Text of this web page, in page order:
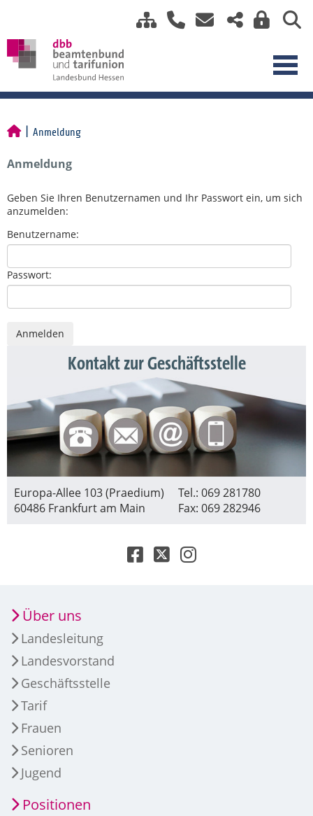
Anmeldung
Anmeldung
Geben Sie Ihren Benutzernamen und Ihr Passwort ein, um sich
anzumelden:
Benutzername:
Passwort:
Kontakt zur Geschäftsstelle
Europa-Allee 103 (Praedium)
60486 Frankfurt am Main
Tel.: 069 281780
Fax: 069 282946
Über uns
Landesleitung
Landesvorstand
Geschäftsstelle
Tarif
Frauen
Senioren
Jugend
Positionen